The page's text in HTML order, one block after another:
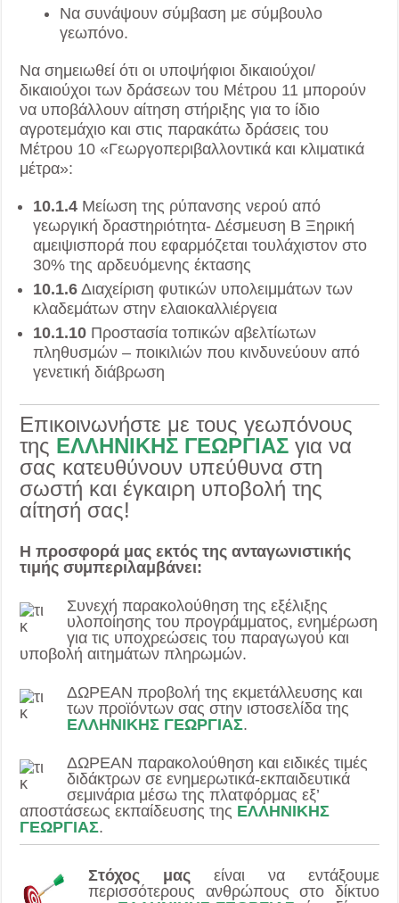
Να συνάψουν σύμβαση με σύμβουλο
γεωπόνο.
Να σημειωθεί ότι οι υποψήφιοι δικαιούχοι/
δικαιούχοι των δράσεων του Μέτρου 11 μπορούν
να υποβάλλουν αίτηση στήριξης για το ίδιο
αγροτεμάχιο και στις παρακάτω δράσεις του
Μέτρου 10 «Γεωργοπεριβαλλοντικά και κλιματικά
μέτρα»:
10.1.4 Μείωση της ρύπανσης νερού από
γεωργική δραστηριότητα- Δέσμευση Β Ξηρική
αμειψισπορά που εφαρμόζεται τουλάχιστον στο
30% της αρδευόμενης έκτασης
10.1.6 Διαχείριση φυτικών υπολειμμάτων των
κλαδεμάτων στην ελαιοκαλλιέργεια
10.1.10 Προστασία τοπικών αβελτίωτων
πληθυσμών – ποικιλιών που κινδυνεύουν από
γενετική διάβρωση
Επικοινωνήστε με τους γεωπόνους
της ΕΛΛΗΝΙΚΗΣ ΓΕΩΡΓΙΑΣ για να
σας κατευθύνουν υπεύθυνα στη
σωστή και έγκαιρη υποβολή της
αίτησή σας!
Η προσφορά μας εκτός της ανταγωνιστικής
τιμής συμπεριλαμβάνει:
Συνεχή παρακολούθηση της εξέλιξης
υλοποίησης του προγράμματος, ενημέρωση
για τις υποχρεώσεις του παραγωγού και
υποβολή αιτημάτων πληρωμών.
ΔΩΡΕΑΝ προβολή της εκμετάλλευσης και
των προϊόντων σας στην ιστοσελίδα της
ΕΛΛΗΝΙΚΗΣ ΓΕΩΡΓΙΑΣ.
ΔΩΡΕΑΝ παρακολούθηση και ειδικές τιμές
διδάκτρων σε ενημερωτικά-εκπαιδευτικά
σεμινάρια μέσω της πλατφόρμας εξ’
αποστάσεως εκπαίδευσης της ΕΛΛΗΝΙΚΗΣ
ΓΕΩΡΓΙΑΣ.
Στόχος μας είναι να εντάξουμε
περισσότερους ανθρώπους στο δίκτυο